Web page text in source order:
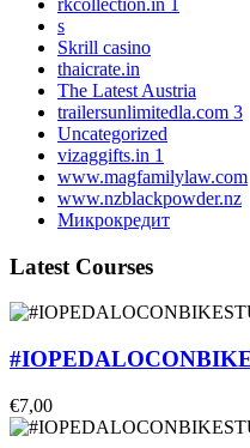
rkcollection.in 1
s
Skrill casino
thaicrate.in
The Latest Austria
trailersunlimitedla.com 3
Uncategorized
vizaggifts.in 1
www.magfamilylaw.com
www.nzblackpowder.nz
Микрокредит
Latest Courses
€7,00